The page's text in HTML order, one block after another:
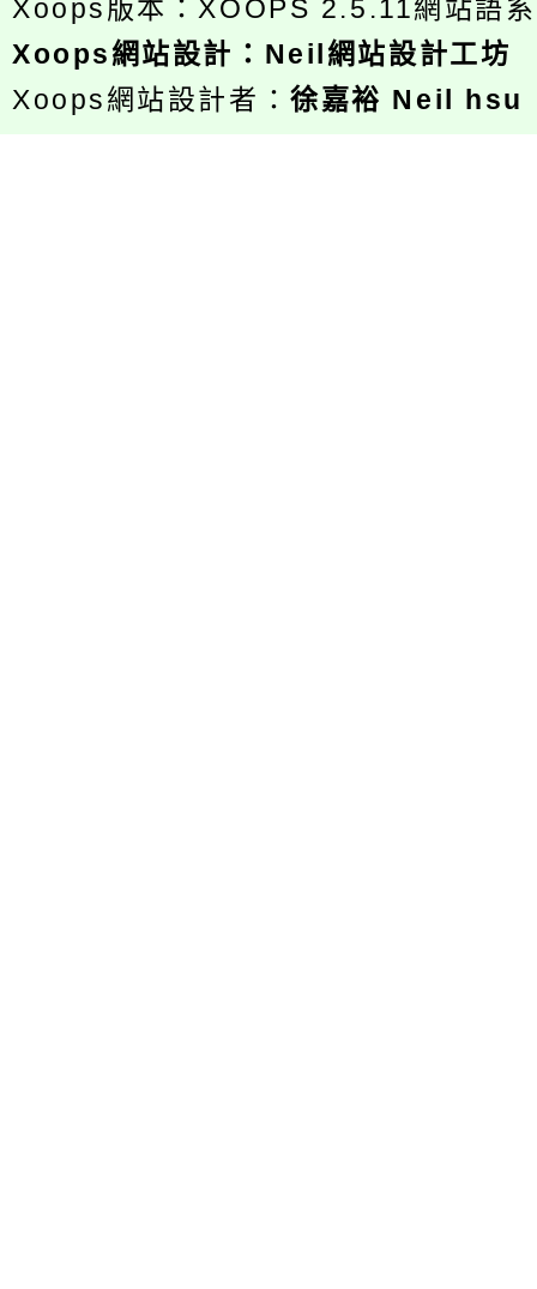
Xoops版本： XOOPS 2.5.11網站語
Xoops網站設計 ： Neil網站設計工坊
Xoops網站設計者：徐嘉裕 Neil hsu